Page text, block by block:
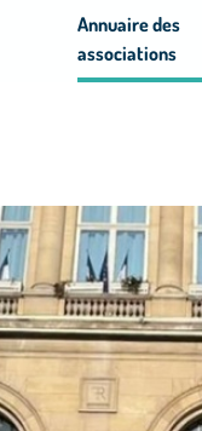
Annuaire des
associations